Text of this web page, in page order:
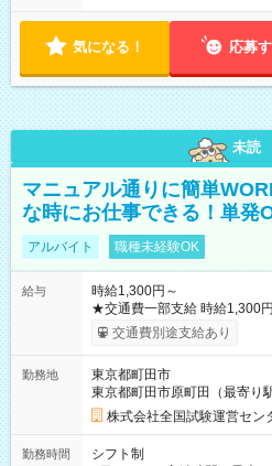
気になる！ 応募
未読
マニュアル通りに簡単
な時にお仕事できる！単発
アルバイト 職種未経験OK
給与
時給1,300円～
★交通費一部支給 時給1,300円～ ※試験・役割により手当あり
※勤務回数により昇給あり
り！】 希望される場合、勤
例】 ・河合塾模擬試験 8:30
×8時間＝日収10,400円＋交
円の場合あり ・国家試験
円（役割手当＋100円）×6時間＝
間】試用期間なし
交通費別途支給あり
勤務地
東京都町田市
東京都町田市原町田（最寄り
株式会社全国試験運営セン
勤務時間
シフト制